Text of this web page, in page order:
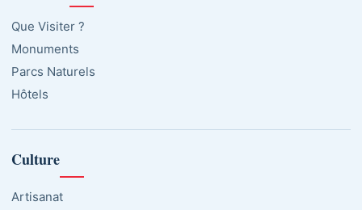
Que Visiter ?
Monuments
Parcs Naturels
Hôtels
Culture
Artisanat